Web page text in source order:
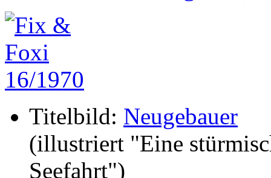
Titelbild: Neugebauer
(illustriert "Eine
Seefahrt")